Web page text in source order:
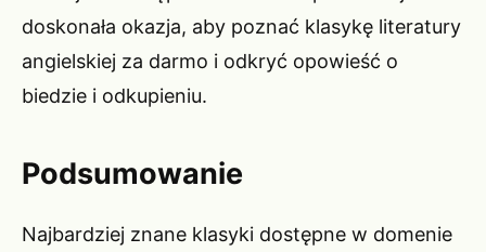
doskonała okazja, aby poznać klasykę literatury
angielskiej za darmo i odkryć opowieść o
biedzie i odkupieniu.
Podsumowanie
Najbardziej znane klasyki dostępne w domenie